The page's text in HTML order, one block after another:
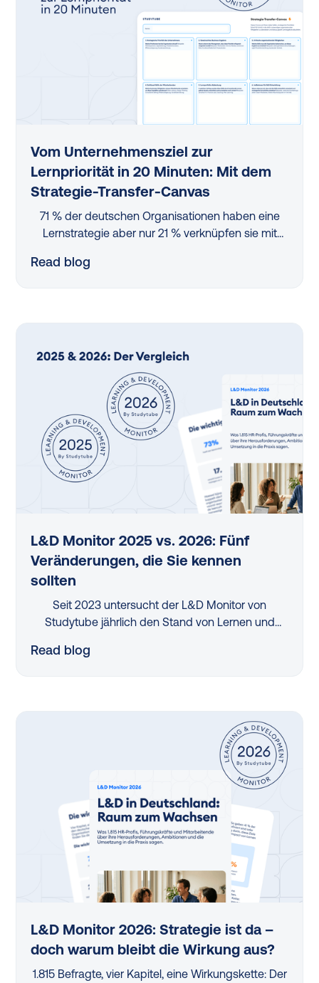
Vom Unternehmensziel zur
Lernpriorität in 20 Minuten: Mit dem
Strategie-Transfer-Canvas
71 % der deutschen Organisationen haben eine
Lernstrategie aber nur 21 % verknüpfen sie mit
Strategie-Transfer-Canvas — mitgestaltet von
Read blog
L&D Monitor 2025 vs. 2026: Fünf
Veränderungen, die Sie kennen
sollten
Seit 2023 untersucht der L&D Monitor von
Studytube jährlich den Stand von Lernen und
Vergleich der letzten beiden Erhebungen — 2025
Read blog
L&D Monitor 2026: Strategie ist da –
doch warum bleibt die Wirkung aus?
1.815 Befragte, vier Kapitel, eine Wirkungskette: Der